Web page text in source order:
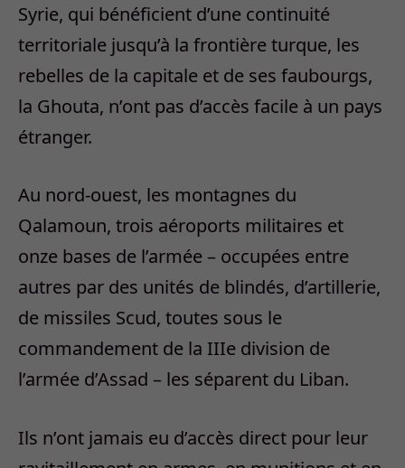
Syrie, qui bénéficient d’une continuité
territoriale jusqu’à la frontière turque, les
rebelles de la capitale et de ses faubourgs,
la Ghouta, n’ont pas d’accès facile à un pays
étranger.
Au nord-ouest, les montagnes du
Qalamoun, trois aéroports militaires et
onze bases de l’armée – occupées entre
autres par des unités de blindés, d’artillerie,
de missiles Scud, toutes sous le
commandement de la IIIe division de
l’armée d’Assad – les séparent du Liban.
Ils n’ont jamais eu d’accès direct pour leur